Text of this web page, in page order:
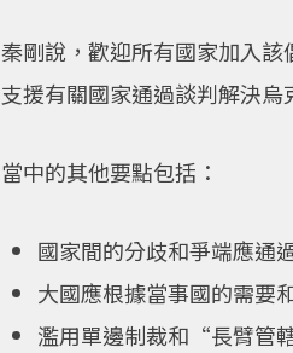
秦剛說，歡迎所有國家加入
支援有關國家通過談判解決烏
當中的其他要點包括：
國家間的分歧和爭端應通
大國應根據當事國的需要
濫用單邊制裁和“長臂管